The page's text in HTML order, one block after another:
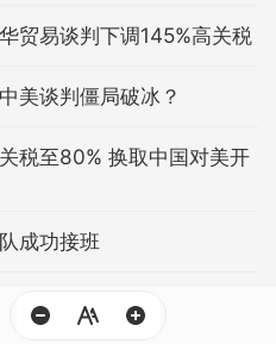
贸易谈判下调145%高关税
美谈判僵局破冰？
税至80% 换取中国对美开
成功接班
日内瓦举行